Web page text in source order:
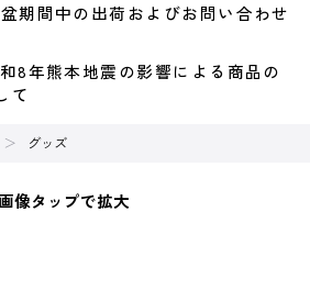
間中の出荷およびお問い合わせ
年熊本地震の影響による商品の
て
グッズ
像タップで拡大